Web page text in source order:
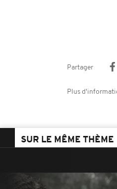
Partager
Plus
SUR LE MÊME THÈME